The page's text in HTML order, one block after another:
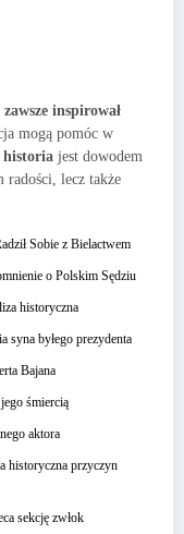
zawsze inspirował
mogą pomóc w
historia jest dowodem
radości, lecz także
Sobie z Bielactwem
o Polskim Sędziu
historyczna
syna byłego prezydenta
Bajana
śmiercią
aktora
historyczna przyczyn
sekcję zwłok